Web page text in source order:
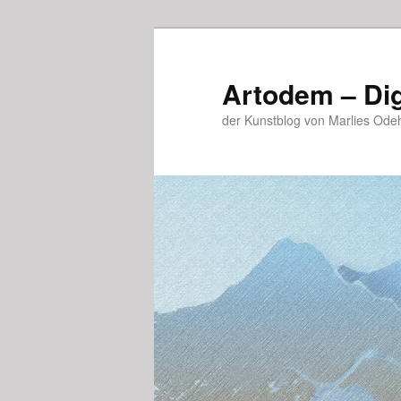
Artodem –
der Kunstblog von Marlies